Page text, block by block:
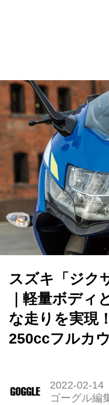
スズキ「ジク
｜軽量ボディ
な走りを実現
250ccフルカ
2022-02-14
ゴーグル編